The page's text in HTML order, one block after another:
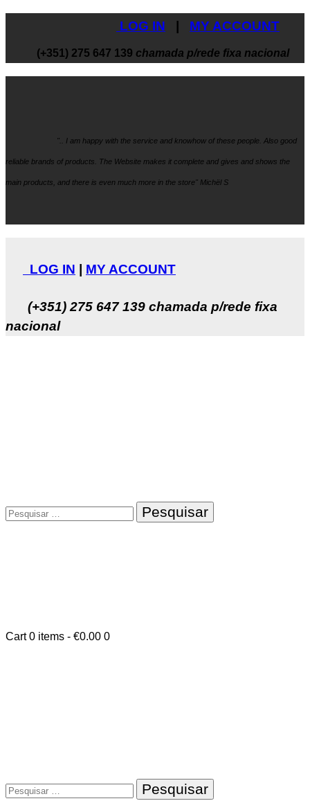
LOG IN MY ACCOUNT
(+351) 275 647 139 chamada p/rede fixa nacional
".. I am happy with the service and knowhow of these people. Also good
reliable brands of products. The Website makes it complete and gives and shows the
main products, and there is even much more in the store" Michël S
LOG IN MY ACCOUNT
(+351) 275 647 139 chamada p/rede fixa
nacional
Pesquisar
por:
Cart 0 items - €0.00 0
Pesquisar
por: